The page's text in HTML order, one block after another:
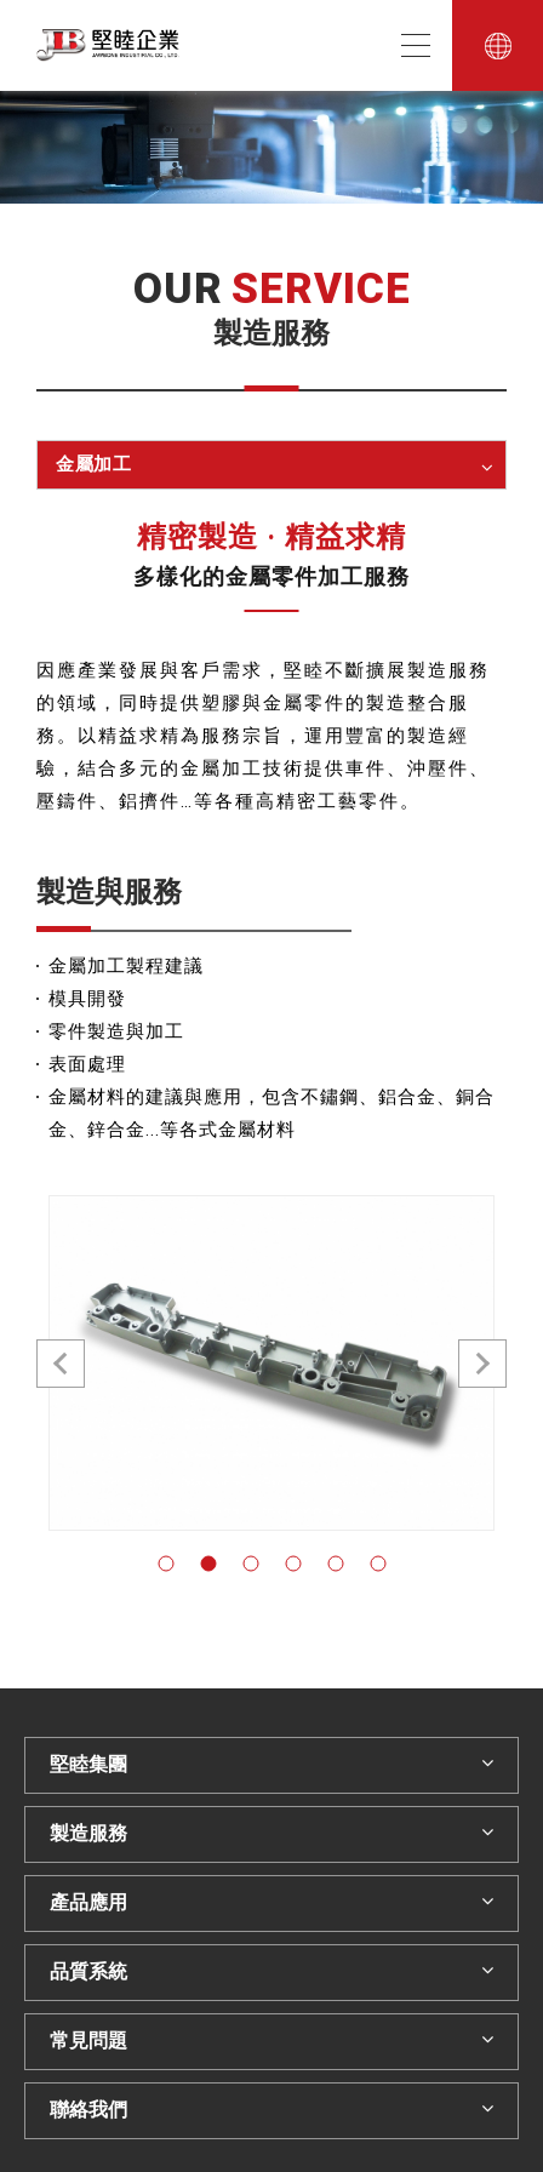
OUR SERVICE
製造服務
金屬加工
精密製造 · 精益求精
多樣化的金屬零件加工服務
因應產業發展與客戶需求，堅睦不斷擴展製造服務
的領域，同時提供塑膠與金屬零件的製造整合服
務。以精益求精為服務宗旨，運用豐富的製造經
驗，結合多元的金屬加工技術提供車件、沖壓件、
壓鑄件、鋁擠件…等各種高精密工藝零件。
製造與服務
金屬加工製程建議
模具開發
零件製造與加工
表面處理
金屬材料的建議與應用，包含不鏽鋼、鋁合金、銅合
金、鋅合金...等各式金屬材料
堅睦集團
製造服務
產品應用
品質系統
常見問題
聯絡我們